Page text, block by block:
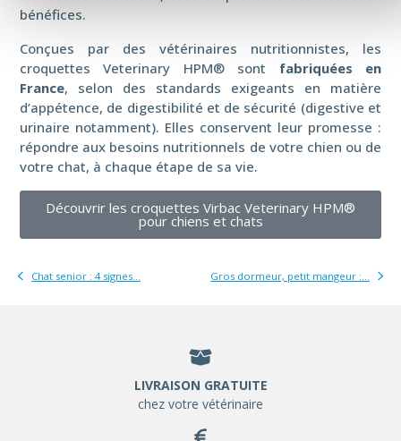
bénéfices.
Conçues par des vétérinaires nutritionnistes, les
croquettes Veterinary HPM® sont fabriquées en
France, selon des standards exigeants en matière
d’appétence, de digestibilité et de sécurité (digestive et
urinaire notamment). Elles conservent leur promesse :
répondre aux besoins nutritionnels de votre chien ou de
votre chat, à chaque étape de sa vie.
Découvrir les croquettes Virbac Veterinary HPM®
pour chiens et chats
Chat senior : 4 signes... Gros dormeur, petit mangeur :...
LIVRAISON GRATUITE
chez votre vétérinaire